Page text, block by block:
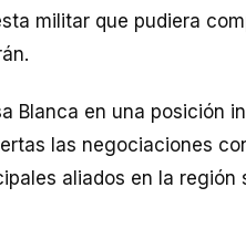
militar que pudiera
Blanca en una posición
las negociaciones
aliados en la región